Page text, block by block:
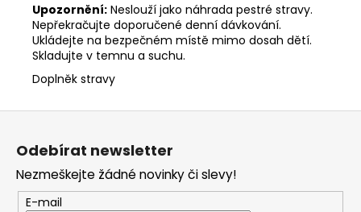
Upozornění: Neslouží jako náhrada pestré stravy.
Nepřekračujte doporučené denní dávkování.
Ukládejte na bezpečném místě mimo dosah dětí.
Skladujte v temnu a suchu.
Doplněk stravy
Z
Odebírat newsletter
Nezmeškejte žádné novinky či slevy!
E-mail